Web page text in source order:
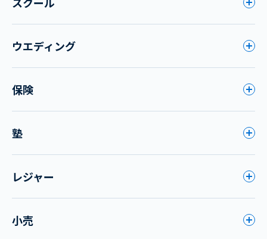
ウエディング
保険
塾
レジャー
小売